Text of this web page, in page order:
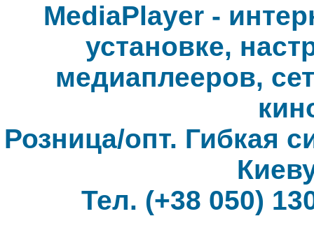
MediaPlayer -
установке,
медиаплееров,
Розница/опт. Гибкая
Тел. (+38 050)